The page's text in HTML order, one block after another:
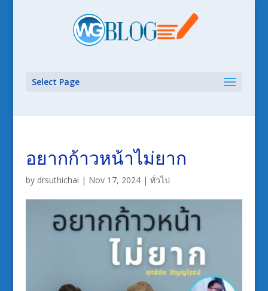
Select Page
อยากก้าวหน้าไม่ยาก
by drsuthichai | Nov 17, 2024| ทั่วไป